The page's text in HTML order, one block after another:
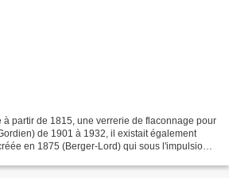
partir de 1815, une verrerie de flaconnage pour
de 1901 à 1932, il existait également
en 1875 (Berger-Lord) qui sous l'impulsion